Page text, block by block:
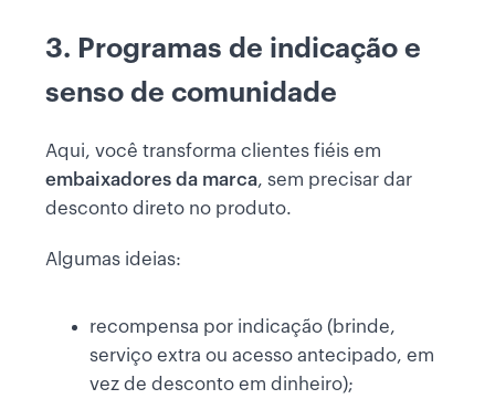
3. Programas de indicação e
senso de comunidade
Aqui, você transforma clientes fiéis em
embaixadores da marca, sem precisar dar
desconto direto no produto.
Algumas ideias:
recompensa por indicação (brinde,
serviço extra ou acesso antecipado, em
vez de desconto em dinheiro);